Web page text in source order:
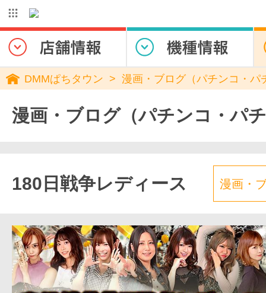
DMMぱちタウン 漫画・ブログ（パチンコ・パ
漫画・ブログ（パチンコ・パ
180日戦争レディース 漫画・